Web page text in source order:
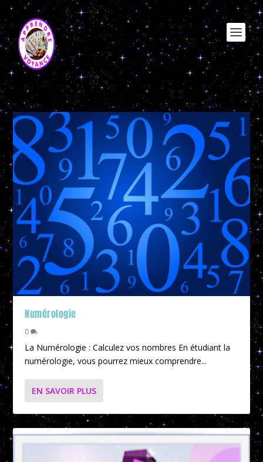
Catégorie : Numérologie
Numérologie
0
La Numérologie : Calculez vos nombres En étudiant la
numérologie, vous pourrez mieux comprendre...
EN SAVOIR PLUS